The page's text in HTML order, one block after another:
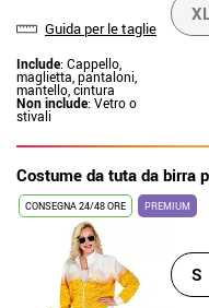
Guida per le taglie
Include: Cappello,
maglietta, pantaloni,
mantello, cintura
Non include: Vetro o
stivali
Costume da tuta da birra
CONSEGNA 24/48 ORE PREMIUM
S